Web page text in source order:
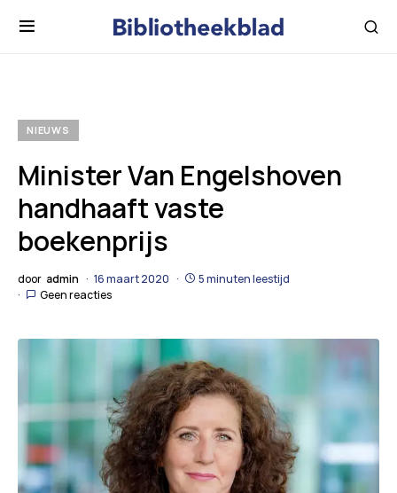
NIEUWS
Minister Van Engelshoven
handhaaft vaste
boekenprijs
door admin 16 maart 2020
5 minuten leestijd
Geen reacties